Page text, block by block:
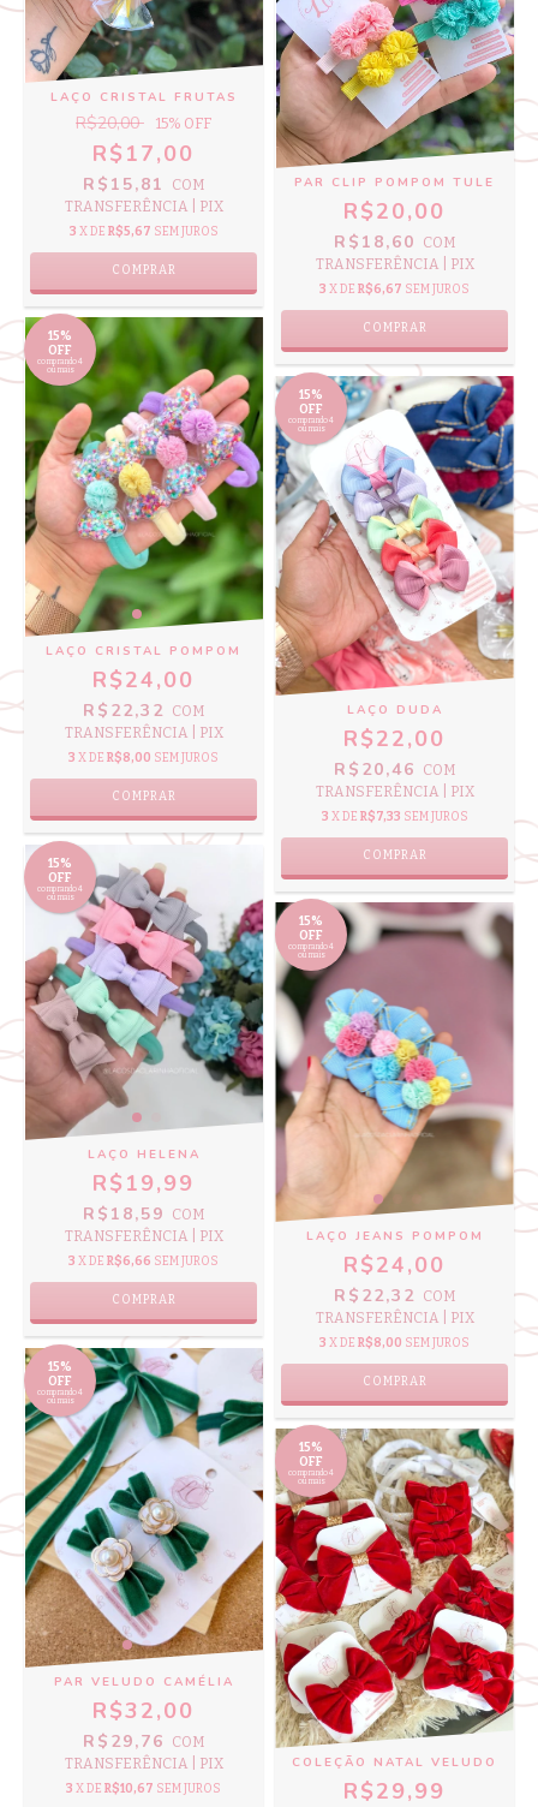
LAÇO CRISTAL FRUTAS
R$20,00 15% OFF
R$17,00
R$15,81
COM
TRANSFERÊNCIA | PIX
3 X DE R$5,67 SEM JUROS
COMPRAR
PAR CLIP POMPOM TULE
R$20,00
R$18,60
COM
TRANSFERÊNCIA | PIX
3 X DE R$6,67 SEM JUROS
COMPRAR
15%
OFF
comprando 4
ou mais
LAÇO CRISTAL POMPOM
R$24,00
R$22,32 COM
TRANSFERÊNCIA | PIX
3 X DE R$8,00 SEM JUROS
COMPRAR
15%
OFF
comprando 4
ou mais
LAÇO DUDA
R$22,00
R$20,46
COM
TRANSFERÊNCIA | PIX
3 X DE R$7,33 SEM JUROS
COMPRAR
15%
OFF
comprando 4
ou mais
LAÇO HELENA
R$19,99
R$18,59
COM
TRANSFERÊNCIA | PIX
3 X DE R$6,66 SEM JUROS
COMPRAR
15%
OFF
comprando 4
ou mais
LAÇO JEANS POMPOM
R$24,00
R$22,32 COM
TRANSFERÊNCIA | PIX
3 X DE R$8,00 SEM JUROS
COMPRAR
15%
OFF
comprando 4
ou mais
PAR VELUDO CAMÉLIA
R$32,00
R$29,76
COM
TRANSFERÊNCIA | PIX
3 X DE R$10,67 SEM JUROS
15%
OFF
comprando 4
ou mais
COLEÇÃO NATAL VELUDO
R$29,99